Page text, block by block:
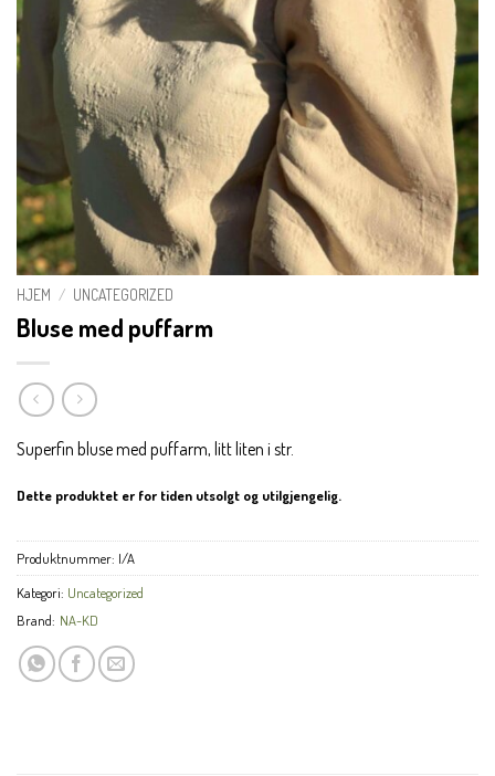
HJEM / UNCATEGORIZED
Bluse med puffarm
Superfin bluse med puffarm, litt liten i str.
Dette produktet er for tiden utsolgt og utilgjengelig.
Produktnummer: I/A
Kategori: Uncategorized
Brand: NA-KD